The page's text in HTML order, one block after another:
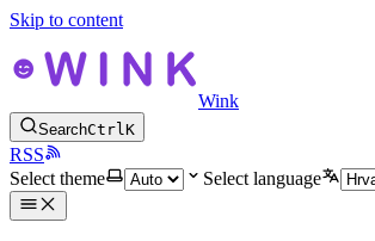
Skip to content
Wink
SearchCtrlK
RSS
Select theme
Select language